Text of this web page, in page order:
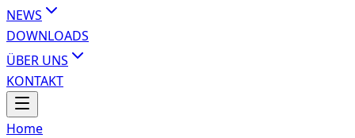
NEWS
DOWNLOADS
ÜBER UNS
KONTAKT
Home